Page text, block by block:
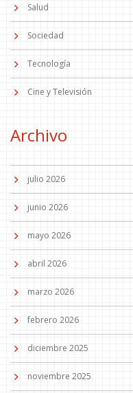
Salud
Sociedad
Tecnología
Cine y Televisión
Archivo
julio 2026
junio 2026
mayo 2026
abril 2026
marzo 2026
febrero 2026
diciembre 2025
noviembre 2025